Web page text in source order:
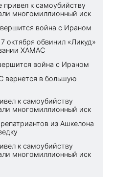
привел к самоубийству
многомиллионный иск
война с Ираном
октября обвинил «Ликуд»
ХАМАС
война с Ираном
в большую
к самоубийству
многомиллионный иск
из Ашкелона
к самоубийству
многомиллионный иск